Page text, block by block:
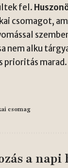
fel.
csomagot,
nem alku
prioritás marad.
csomag
a